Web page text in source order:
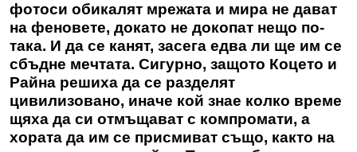
фотоси обикалят мрежата и мира не дават
на феновете, докато не докопат нещо по-
така. И да се канят, засега едва ли ще им се
сбъдне мечтата. Сигурно, защото Коцето и
Райна решиха да се разделят
цивилизовано, иначе кой знае колко време
щяха да си отмъщават с компромати, а
хората да им се присмиват също, както на